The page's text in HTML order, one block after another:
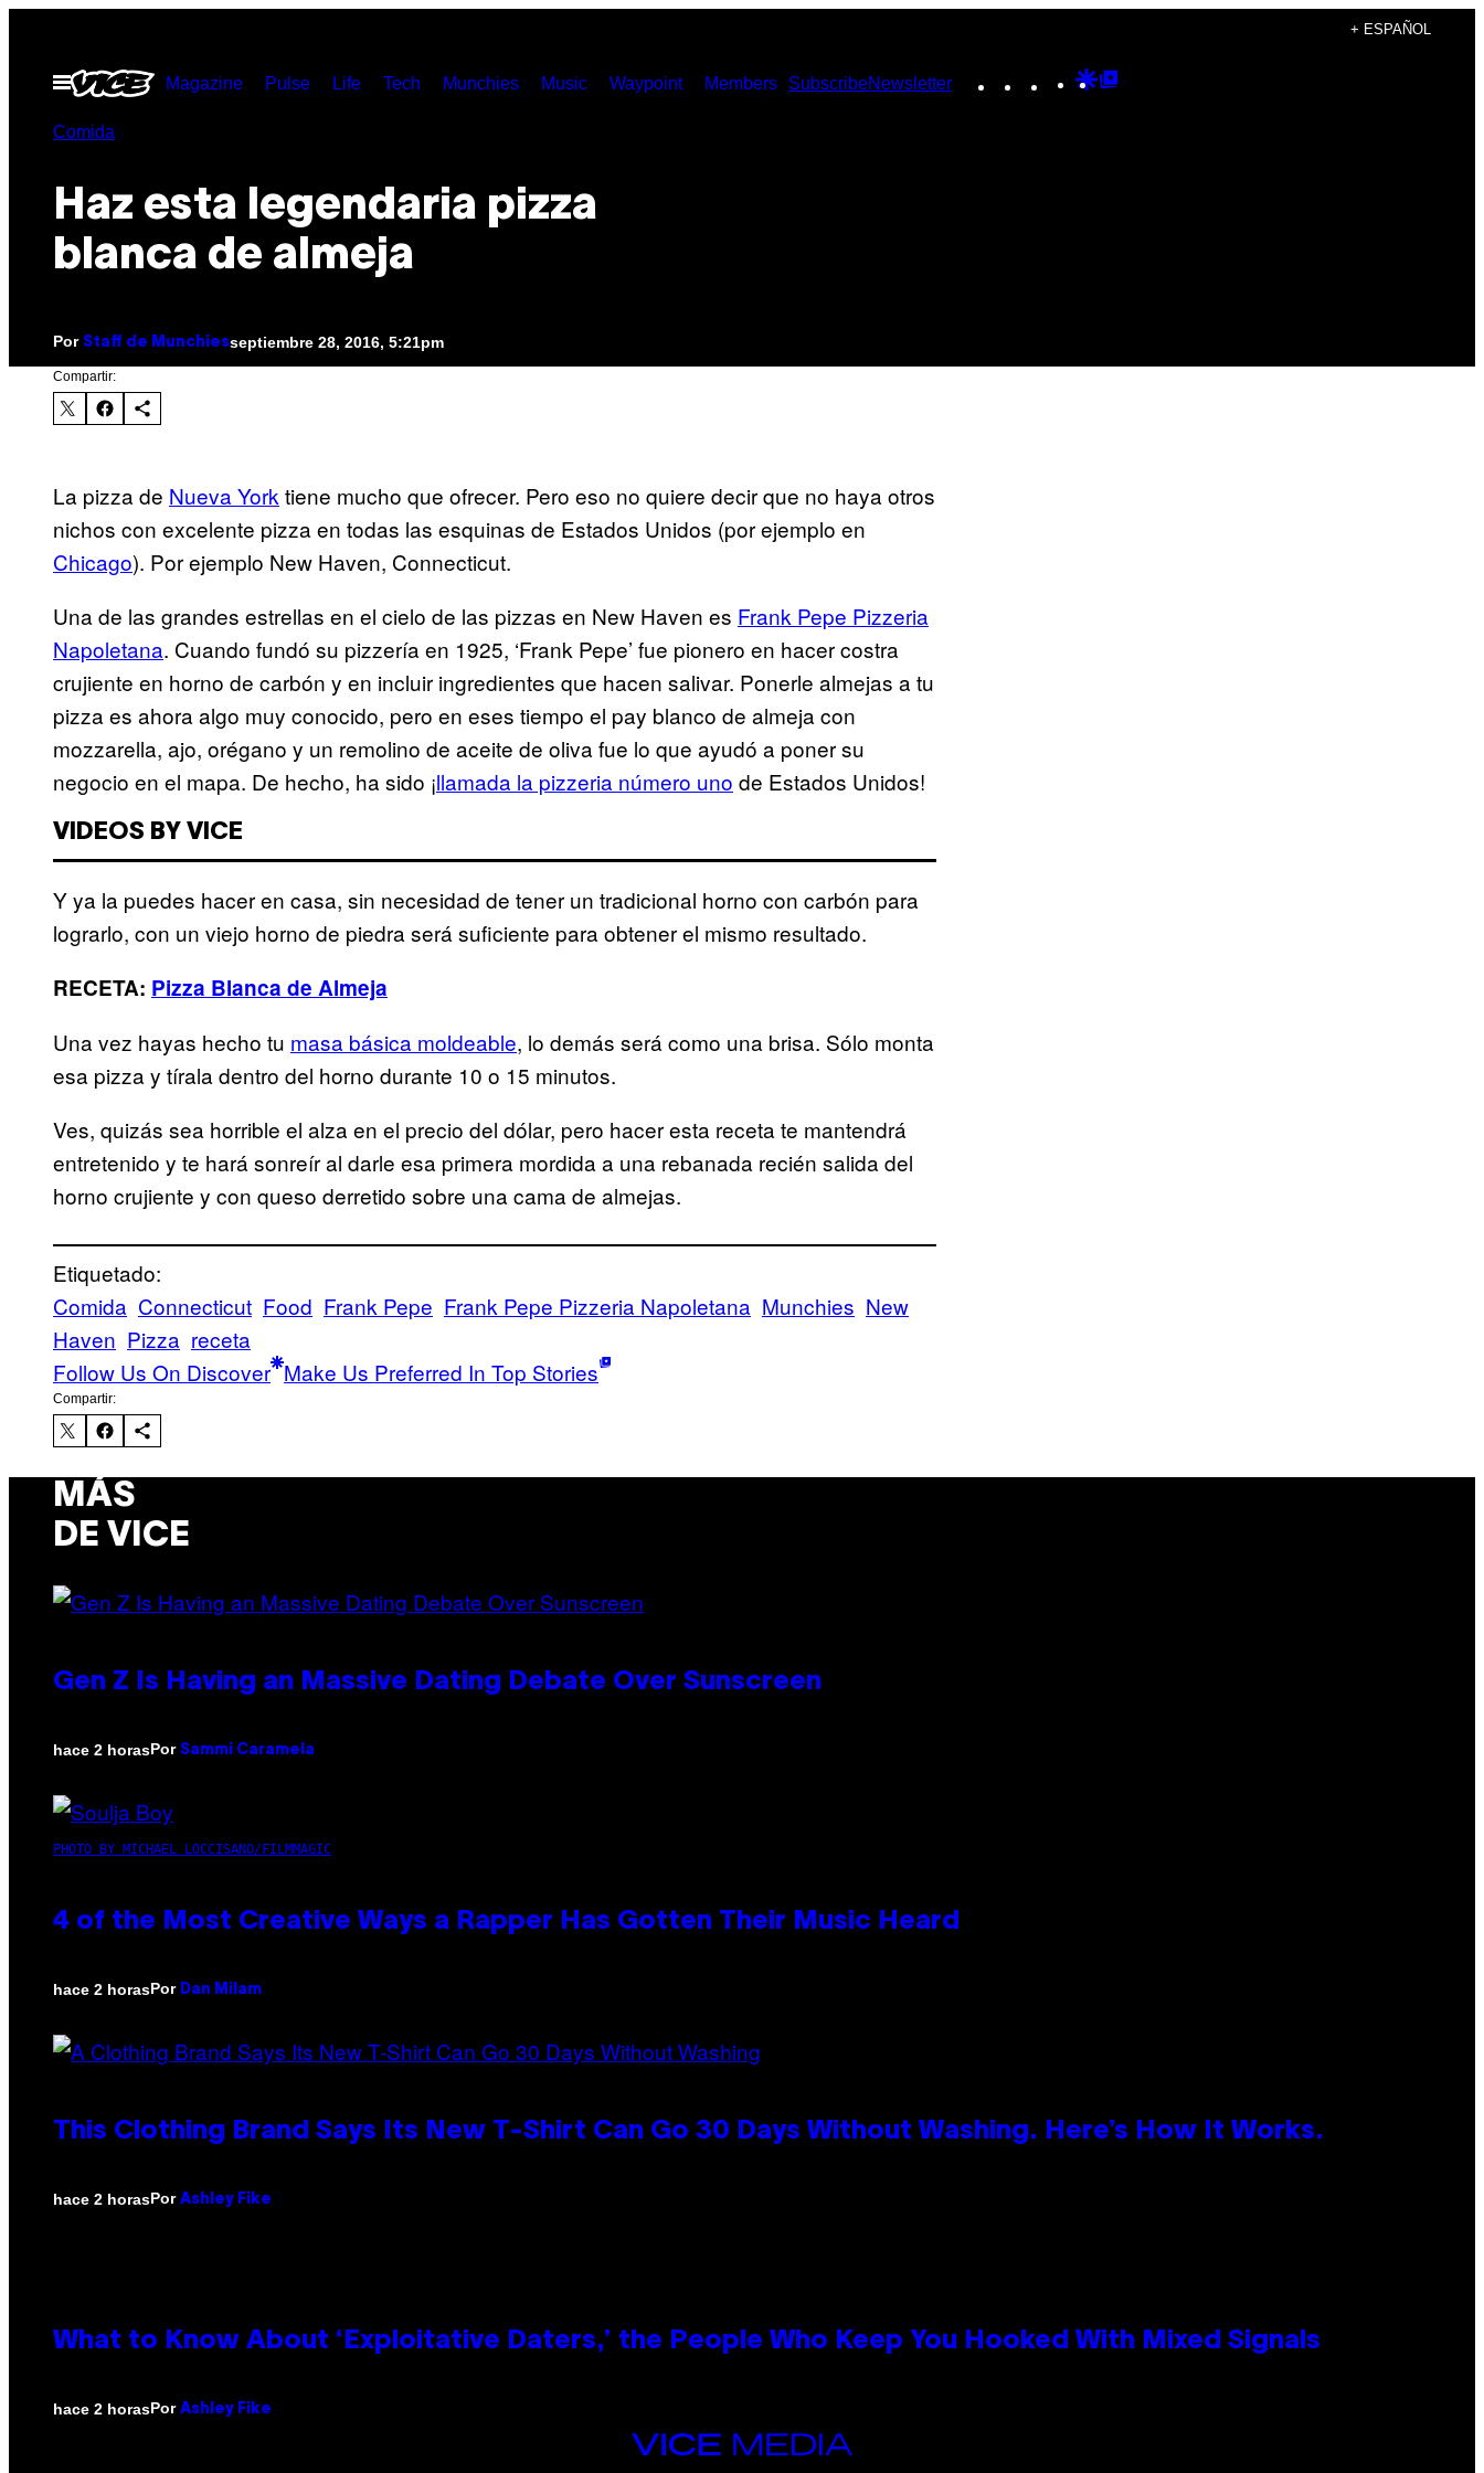
contenido
+ ESPAÑOL
Abrir
Menú
Magazine Pulse Life Tech Munchies Music Waypoint Members SubscribeNewsletter Instagram
TikTokYouTube
Google
Comida
Haz esta legendaria pizza
blanca de almeja
Por Staff de Munchiesseptiembre 28, 2016, 5:21pm
Compartir:
La pizza de Nueva York tiene mucho que ofrecer. Pero eso no quiere decir que no haya otros
nichos con excelente pizza en todas las esquinas de Estados Unidos (por ejemplo en
Chicago). Por ejemplo New Haven, Connecticut.
Una de las grandes estrellas en el cielo de las pizzas en New Haven es Frank Pepe Pizzeria
Napoletana. Cuando fundó su pizzería en 1925, ‘Frank Pepe’ fue pionero en hacer costra
crujiente en horno de carbón y en incluir ingredientes que hacen salivar. Ponerle almejas a tu
pizza es ahora algo muy conocido, pero en eses tiempo el pay blanco de almeja con
mozzarella, ajo, orégano y un remolino de aceite de oliva fue lo que ayudó a poner su
negocio en el mapa. De hecho, ha sido ¡llamada la pizzeria número uno de Estados Unidos!
VIDEOS BY VICE
Y ya la puedes hacer en casa, sin necesidad de tener un tradicional horno con carbón para
lograrlo, con un viejo horno de piedra será suficiente para obtener el mismo resultado.
RECETA: Pizza Blanca de Almeja
Una vez hayas hecho tu masa básica moldeable, lo demás será como una brisa. Sólo monta
esa pizza y tírala dentro del horno durante 10 o 15 minutos.
Ves, quizás sea horrible el alza en el precio del dólar, pero hacer esta receta te mantendrá
entretenido y te hará sonreír al darle esa primera mordida a una rebanada recién salida del
horno crujiente y con queso derretido sobre una cama de almejas.
Etiquetado:
Comida Connecticut Food Frank Pepe Frank Pepe Pizzeria Napoletana Munchies New
Haven Pizza receta
Follow Us On Discover Make Us Preferred In Top Stories
Compartir:
MÁS
DE VICE
Gen Z Is Having an Massive Dating Debate Over Sunscreen
hace 2 horasPor Sammi Caramela
PHOTO BY MICHAEL LOCCISANO/FILMMAGIC
4 of the Most Creative Ways a Rapper Has Gotten Their Music Heard
hace 2 horasPor Dan Milam
This Clothing Brand Says Its New T-Shirt Can Go 30 Days Without Washing. Here’s How It Works.
hace 2 horasPor Ashley Fike
What to Know About ‘Exploitative Daters,’ the People Who Keep You Hooked With Mixed Signals
hace 2 horasPor Ashley Fike
VICE